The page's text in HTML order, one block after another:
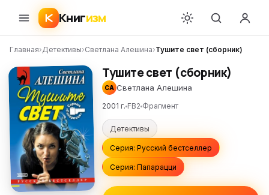
Книгизм
Главная›Детективы›Светлана Алешина›Тушите свет (сборник)
Тушите свет (сборник)
СА Светлана Алешина
2001 г. FB2 Фрагмент
Детективы
Серия: Русский бестселлер
Серия: Папарацци